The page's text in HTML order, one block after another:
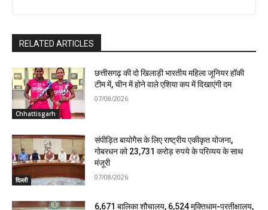
RELATED ARTICLES
Chhattisgarh
छत्तीसगढ़ की दो खिलाड़ी भारतीय महिला जूनियर हॉकी
टीम में, चीन में होने वाले एशिया कप में दिखाएंगी दम
07/08/2026
दिल्ली
संपीड़ित बायोगैस के लिए राष्ट्रीय एकीकृत योजना,
गोबरधन को 23,731 करोड़ रुपये के परिव्यय के साथ
मंजूरी
07/08/2026
6,671 बालिका शौचालय, 6,524 मुक्तिधाम-प्रतीक्षालय,